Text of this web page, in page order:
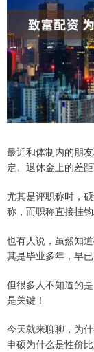
最近和体制内的朋
定、退休金上的差
尤其是评职称时，
称，而职称直接挂
也有人说，虽然知
其是毕业多年，早
但很多人不知道的
是关键！
今天就来聊聊，为
申硕为什么是性价